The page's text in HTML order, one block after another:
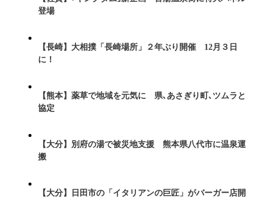
登場
【長崎】大相撲「長崎場所」２年ぶり開催 12月３日
に！
【熊本】薬草で地域を元気に 県､あさぎり町､ツムラと
協定
【大分】別府の湯で被災地支援 熊本県八代市に温泉運
搬
【大分】日田市の「イタリアンの巨匠」がバーガー店開